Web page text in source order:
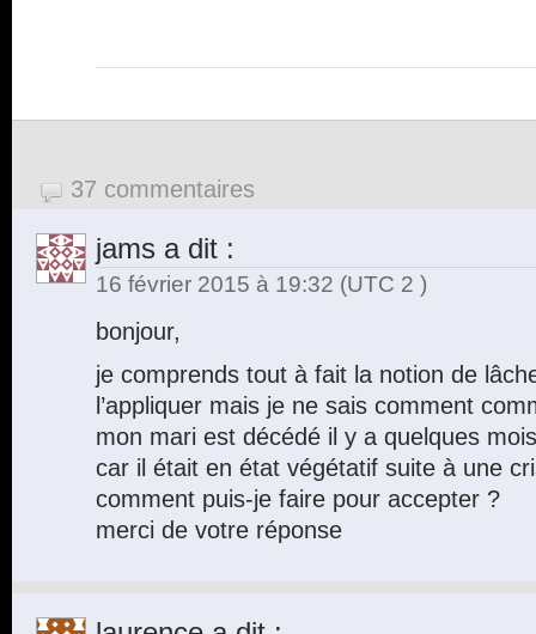
37 commentaires
jams a dit :
16 février 2015 à 19:32 (UTC 2 )
bonjour,
je comprends tout à fait la notion de
l’appliquer mais je ne sais comment
mon mari est décédé il y a quelques
car il était en état végétatif suite à une
comment puis-je faire pour accepter ?
merci de votre réponse